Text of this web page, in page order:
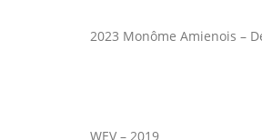
2023 Monôme Amienois –
WEV – 2019